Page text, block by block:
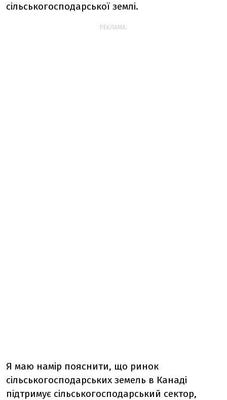
сільськогосподарської землі.
РЕКЛАМА:
Я маю намір пояснити, що ринок
сільськогосподарських земель в Канаді
підтримує сільськогосподарський сектор,